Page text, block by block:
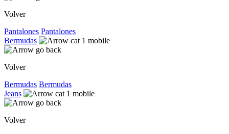
Volver
Pantalones Pantalones
Bermudas
Volver
Bermudas Bermudas
Jeans
Volver